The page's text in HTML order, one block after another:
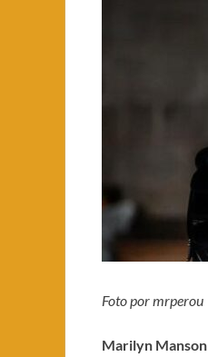
Foto por mrperou
Marilyn Manson